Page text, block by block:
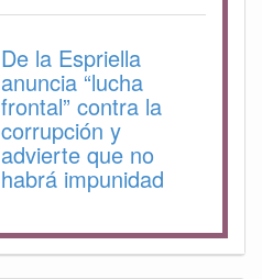
De la Espriella
anuncia “lucha
frontal” contra la
corrupción y
advierte que no
habrá impunidad